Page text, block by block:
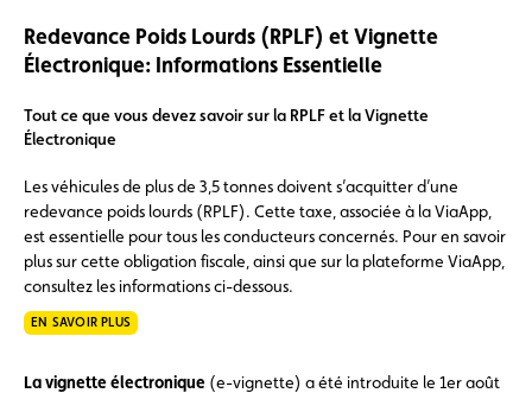
Redevance Poids Lourds (RPLF) et Vignette
Électronique: Informations Essentielle
Tout ce que vous devez savoir sur la RPLF et la Vignette
Électronique
Les véhicules de plus de 3,5 tonnes doivent s’acquitter d’une
redevance poids lourds (RPLF). Cette taxe, associée à la ViaApp,
est essentielle pour tous les conducteurs concernés. Pour en savoir
plus sur cette obligation fiscale, ainsi que sur la plateforme ViaApp,
consultez les informations ci-dessous.
EN SAVOIR PLUS
La vignette électronique (e-vignette) a été introduite le 1er août